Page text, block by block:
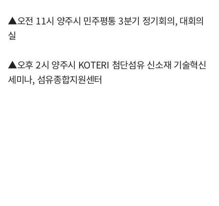
▲오전 11시 양주시 민주평통 3분기 정기회의, 대회의
실
▲오후 2시 양주시 KOTERI 첨단섬유 신소재 기술혁신
세미나, 섬유종합지원센터